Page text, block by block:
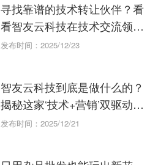
寻找靠谱的技术转让伙伴？看
看智友云科技在技术交流领域
的独特优势
发布时间：2025/12/23
智友云科技到底是做什么的？
揭秘这家‘技术+营销’双驱动的
创新公司。
发布时间：2025/12/21